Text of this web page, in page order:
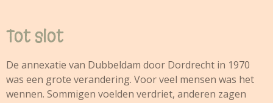
Tot slot
De annexatie van Dubbeldam door Dordrecht in 1970
was een grote verandering. Voor veel mensen was het
wennen. Sommigen voelden verdriet, anderen zagen